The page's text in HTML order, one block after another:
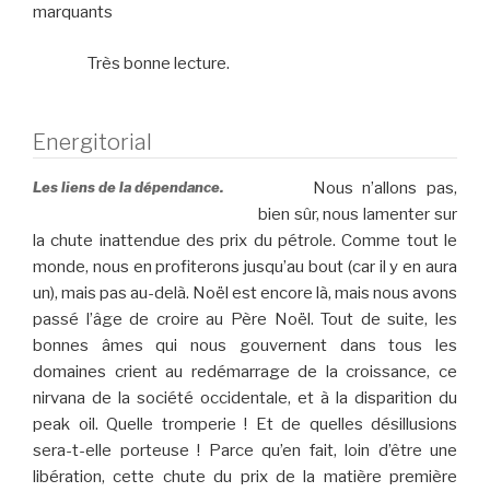
marquants
Très bonne lecture.
Energitorial
Les liens de la dépendance.
Nous n’allons pas,
bien sûr, nous lamenter sur
la chute inattendue des prix du pétrole. Comme tout le
monde, nous en profiterons jusqu’au bout (car il y en aura
un), mais pas au-delà. Noël est encore là, mais nous avons
passé l’âge de croire au Père Noël. Tout de suite, les
bonnes âmes qui nous gouvernent dans tous les
domaines crient au redémarrage de la croissance, ce
nirvana de la société occidentale, et à la disparition du
peak oil. Quelle tromperie ! Et de quelles désillusions
sera-t-elle porteuse ! Parce qu’en fait, loin d’être une
libération, cette chute du prix de la matière première